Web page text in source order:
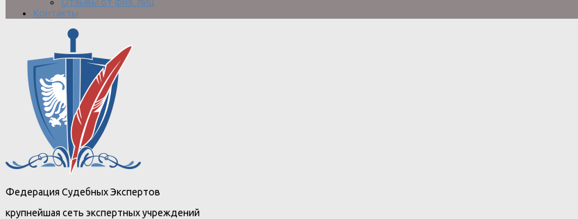
Отзывы от физ. лиц
Контакты
Федерация Судебных Экспертов
крупнейшая сеть экспертных учреждений